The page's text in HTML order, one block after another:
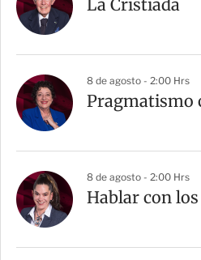
La Cristiada
8 de agosto - 2:00 Hrs
Pragmatismo
8 de agosto - 2:00 Hrs
Hablar con